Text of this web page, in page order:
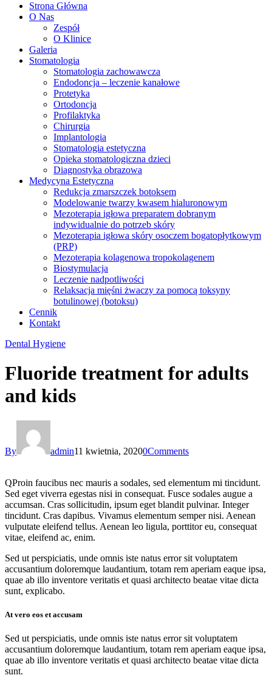
Strona Główna
O Nas
Zespół
O Klinice
Galeria
Stomatologia
Stomatologia zachowawcza
Endodoncja – leczenie kanałowe
Protetyka
Ortodoncja
Profilaktyka
Chirurgia
Implantologia
Stomatologia estetyczna
Opieka stomatologiczna dzieci
Diagnostyka obrazowa
Medycyna Estetyczna
Redukcja zmarszczek botoksem
Modelowanie twarzy kwasem hialuronowym
Mezoterapia igłowa preparatem dobranym
indywidualnie do potrzeb skóry
Mezoterapia igłowa skóry osoczem bogatopłytkowym
(PRP)
Mezoterapia kolagenowa tropokolagenem
Biostymulacja
Leczenie nadpotliwości
Relaksacja mięśni żwaczy za pomocą toksyny
botulinowej (botoksu)
Cennik
Kontakt
Dental Hygiene
Fluoride treatment for adults
and kids
By admin11 kwietnia, 20200Comments
QProin faucibus nec mauris a sodales, sed elementum mi tincidunt.
Sed eget viverra egestas nisi in consequat. Fusce sodales augue a
accumsan. Cras sollicitudin, ipsum eget blandit pulvinar. Integer
tincidunt. Cras dapibus. Vivamus elementum semper nisi. Aenean
vulputate eleifend tellus. Aenean leo ligula, porttitor eu, consequat
vitae, eleifend ac, enim.
Sed ut perspiciatis, unde omnis iste natus error sit voluptatem
accusantium doloremque laudantium, totam rem aperiam eaque ipsa,
quae ab illo inventore veritatis et quasi architecto beatae vitae dicta
sunt, explicabo.
At vero eos et accusam
Sed ut perspiciatis, unde omnis iste natus error sit voluptatem
accusantium doloremque laudantium, totam rem aperiam eaque ipsa,
quae ab illo inventore veritatis et quasi architecto beatae vitae dicta
sunt.